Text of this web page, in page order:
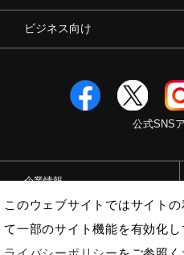
ビジネス向け
公式SNS
企業情報
このウェブサイトではサイト
て一部のサイト機能を有効化